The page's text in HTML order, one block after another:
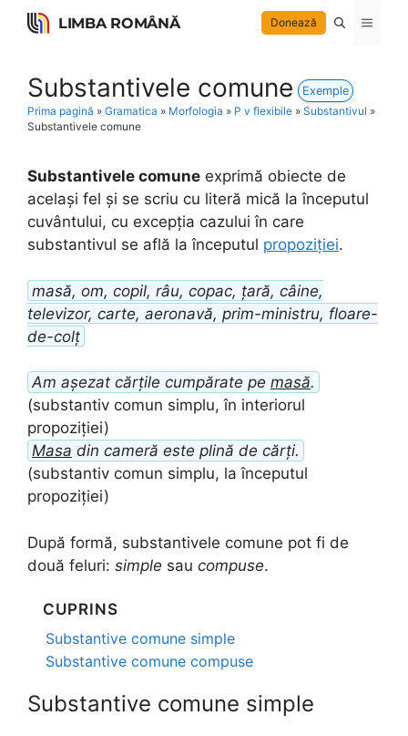
Skip
LIMBA ROMÂNĂ Donează Menu
Substantivele comune
Exemple
Prima pagină » Gramatica » Morfologia » P v flexibile » Substantivul »
Substantivele comune
Substantivele comune exprimă obiecte de
același fel și se scriu cu literă mică la începutul
cuvântului, cu excepția cazului în care
substantivul se află la începutul propoziției.
masă, om, copil, râu, copac, țară, câine,
televizor, carte, aeronavă, prim-ministru, floare-
de-colț
Am așezat cărțile cumpărate pe masă.
(substantiv comun simplu, în interiorul
propoziției)
Masa din cameră este plină de cărți.
(substantiv comun simplu, la începutul
propoziției)
După formă, substantivele comune pot fi de
două feluri: simple sau compuse.
CUPRINS
Substantive comune simple
Substantive comune compuse
Substantive comune simple